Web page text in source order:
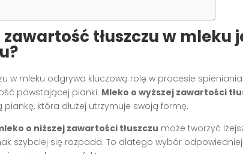
zawartość tłuszczu w mleku
w mleku odgrywa kluczową rolę w procesie
powstającej pianki. Mleko o wyższej zawartości
która dłużej utrzymuje swoją formę.
o niższej zawartości tłuszczu może tworzyć
szybciej się rozpada. To dlatego wybór